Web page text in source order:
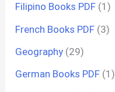
Filipino Books PDF (1)
French Books PDF (3)
Geography (29)
German Books PDF (1)